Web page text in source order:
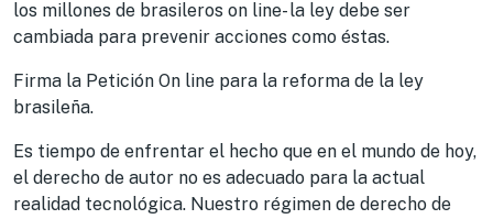
los millones de brasileros on line- la ley debe ser
cambiada para prevenir acciones como éstas.
Firma la Petición On line para la reforma de la ley
brasileña.
Es tiempo de enfrentar el hecho que en el mundo de hoy,
el derecho de autor no es adecuado para la actual
realidad tecnológica. Nuestro régimen de derecho de